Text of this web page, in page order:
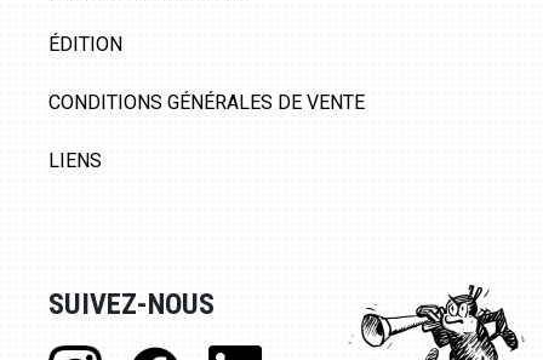
ÉDITION
CONDITIONS GÉNÉRALES DE VENTE
LIENS
SUIVEZ-NOUS